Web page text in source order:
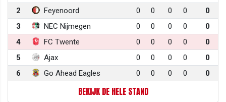
2
Feyenoord 0 0 0 0
0
3
NEC Nijmegen 0 0 0 0
0
4
FC Twente 0 0 0 0
0
5
Ajax 0 0 0 0
0
6
Go Ahead Eagles 0 0 0 0 0
BEKIJK DE HELE STAND